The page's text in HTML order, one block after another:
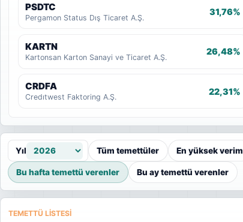
PSDTC
Pergamon Status Dış Ticaret A.Ş.
31,76%
KARTN
Kartonsan Karton Sanayi ve Ticaret A.Ş.
26,48%
CRDFA
Credıtwest Faktoring A.Ş.
22,31%
Yıl Tüm temettüler En yüksek verim
Bu hafta temettü verenler Bu ay temettü verenler
TEMETTÜ LISTESI